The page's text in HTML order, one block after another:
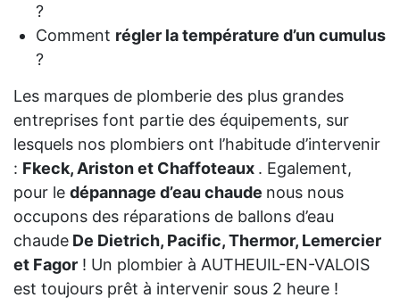
?
Comment régler la température d’un cumulus
?
Les marques de plomberie des plus grandes
entreprises font partie des équipements, sur
lesquels nos plombiers ont l’habitude d’intervenir
: Fkeck, Ariston et Chaffoteaux . Egalement,
pour le dépannage d’eau chaude nous nous
occupons des réparations de ballons d’eau
chaude De Dietrich, Pacific, Thermor, Lemercier
et Fagor ! Un plombier à AUTHEUIL-EN-VALOIS
est toujours prêt à intervenir sous 2 heure !